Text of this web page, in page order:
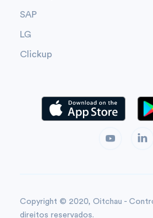
SAP
LG
Clickup
Copyright © 2020, Oitchau -
direitos reservados.